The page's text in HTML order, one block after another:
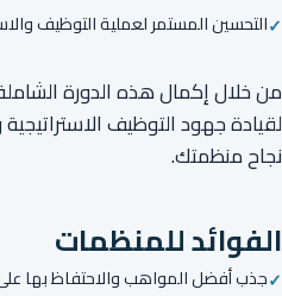
التحسين المستمر لعملية التوظيف
من خلال إكمال هذه الدورة
لقيادة جهود التوظيف
نجاح منظمتك.
الفوائد للمنظمات
جذب أفضل المواهب والاحتفاظ بها